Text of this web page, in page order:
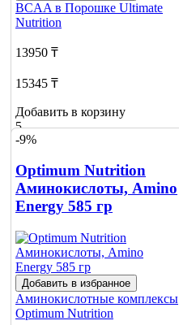
BCAA в Порошке Ultimate
Nutrition
13950 ₸
15345 ₸
Добавить в корзину
5
-9%
Optimum Nutrition
Аминокислоты, Amino
Energy 585 гр
Добавить в избранное
Аминокислотные комплексы
Optimum Nutrition